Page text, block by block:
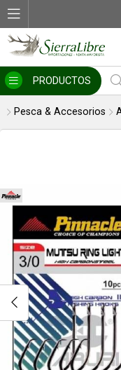
PRODUCTOS
Pesca & Accesorios